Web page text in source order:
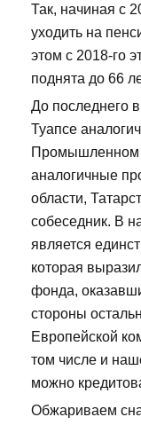
Так, начиная с
уходить на
этом с 2018-го
поднята до 66
До последнего
Туапсе
Промышленном
аналогичные
области,
собеседник. В
является
которая
фонда,
стороны
Европейской
том числе и
можно
Обжариваем